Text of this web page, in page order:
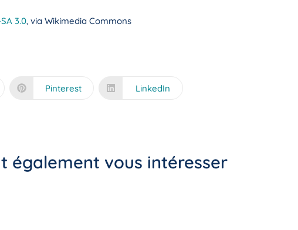
3.0, via Wikimedia Commons
Pinterest LinkedIn
également vous intéresser